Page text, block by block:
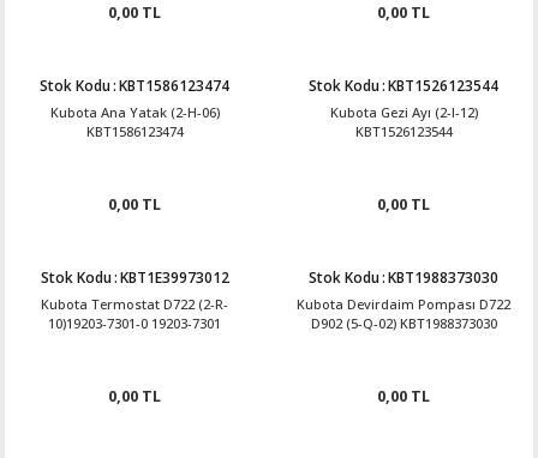
0,00 TL 0,00 TL
Stok Kodu:KBT1586123474
Kubota Ana Yatak (2-H-06)
KBT1586123474
0,00 TL
Stok Kodu:KBT1526123544
Kubota Gezi Ayı (2-I-12)
KBT1526123544
0,00 TL
Stok Kodu:KBT1E39973012
Kubota Termostat D722 (2-R-
10)19203-7301-0 19203-7301
0,00 TL
Stok Kodu:KBT1988373030
Kubota Devirdaim Pompası D722
D902 (5-Q-02) KBT1988373030
0,00 TL